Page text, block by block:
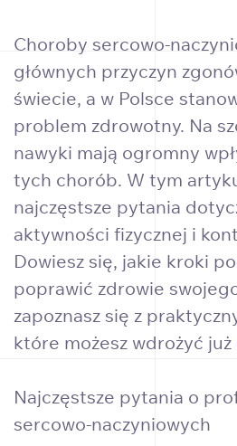
Choroby sercowo-
głównych przyczyn
świecie, a w Polsce
problem zdrowotny. Na
nawyki mają ogromny
tych chorób. W tym
najczęstsze pytania
aktywności fizycznej i
Dowiesz się, jakie kroki
poprawić zdrowie
zapoznasz się z
które możesz wdrożyć już
Najczęstsze pytania o
sercowo-naczyniowych